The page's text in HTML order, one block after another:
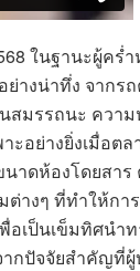
ในฐานะผู้คร่
างน่าทึ่ง จากร
สมรรถนะ ควา
ะอย่างยิ่งเมื่อต
ดห้องโดยสาร
างๆ ที่ทำให้กา
อเป็นเข็มทิศนำ
กปัจจัยสำคัญที่